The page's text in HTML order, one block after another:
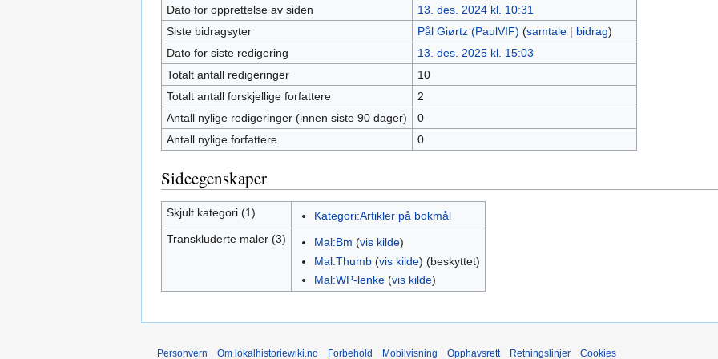
Dato for opprettelse av siden
13. des. 2024 kl. 10:31
Siste bidragsyter
Pål Giørtz (PaulVIF) (samtale| bidrag)
Dato for siste redigering
13. des. 2025 kl. 15:03
Totalt antall redigeringer
10
Totalt antall forskjellige forfattere
2
Antall nylige redigeringer (innen siste 90 dager)
0
Antall nylige forfattere
0
Sideegenskaper
Skjult kategori (1)
Kategori:Artikler på bokmål
Transkluderte maler (3)
Mal:Bm (vis kilde)
Mal:Thumb(vis kilde) (beskyttet)
Mal:WP-lenke(vis kilde)
Personvern Om lokalhistoriewiki.no Forbehold Mobilvisning Opphavsrett Retningslinjer Cookies